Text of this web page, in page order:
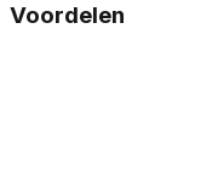
Voordelen